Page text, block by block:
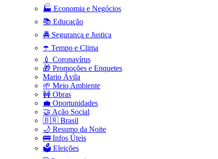
🏭 Economia e Negócios
📚 Educação
🚔 Segurança e Justiça
☂️ Tempo e Clima
💉 Coronavírus
🎁 Promoções e Enquetes
Mario Ávila
🌱 Meio Ambiente
🚧 Obras
💼 Oportunidades
🤝 Ação Social
🇧🇷 Brasil
🌙 Resumo da Noite
🚌 Infos Úteis
🗳️ Eleições